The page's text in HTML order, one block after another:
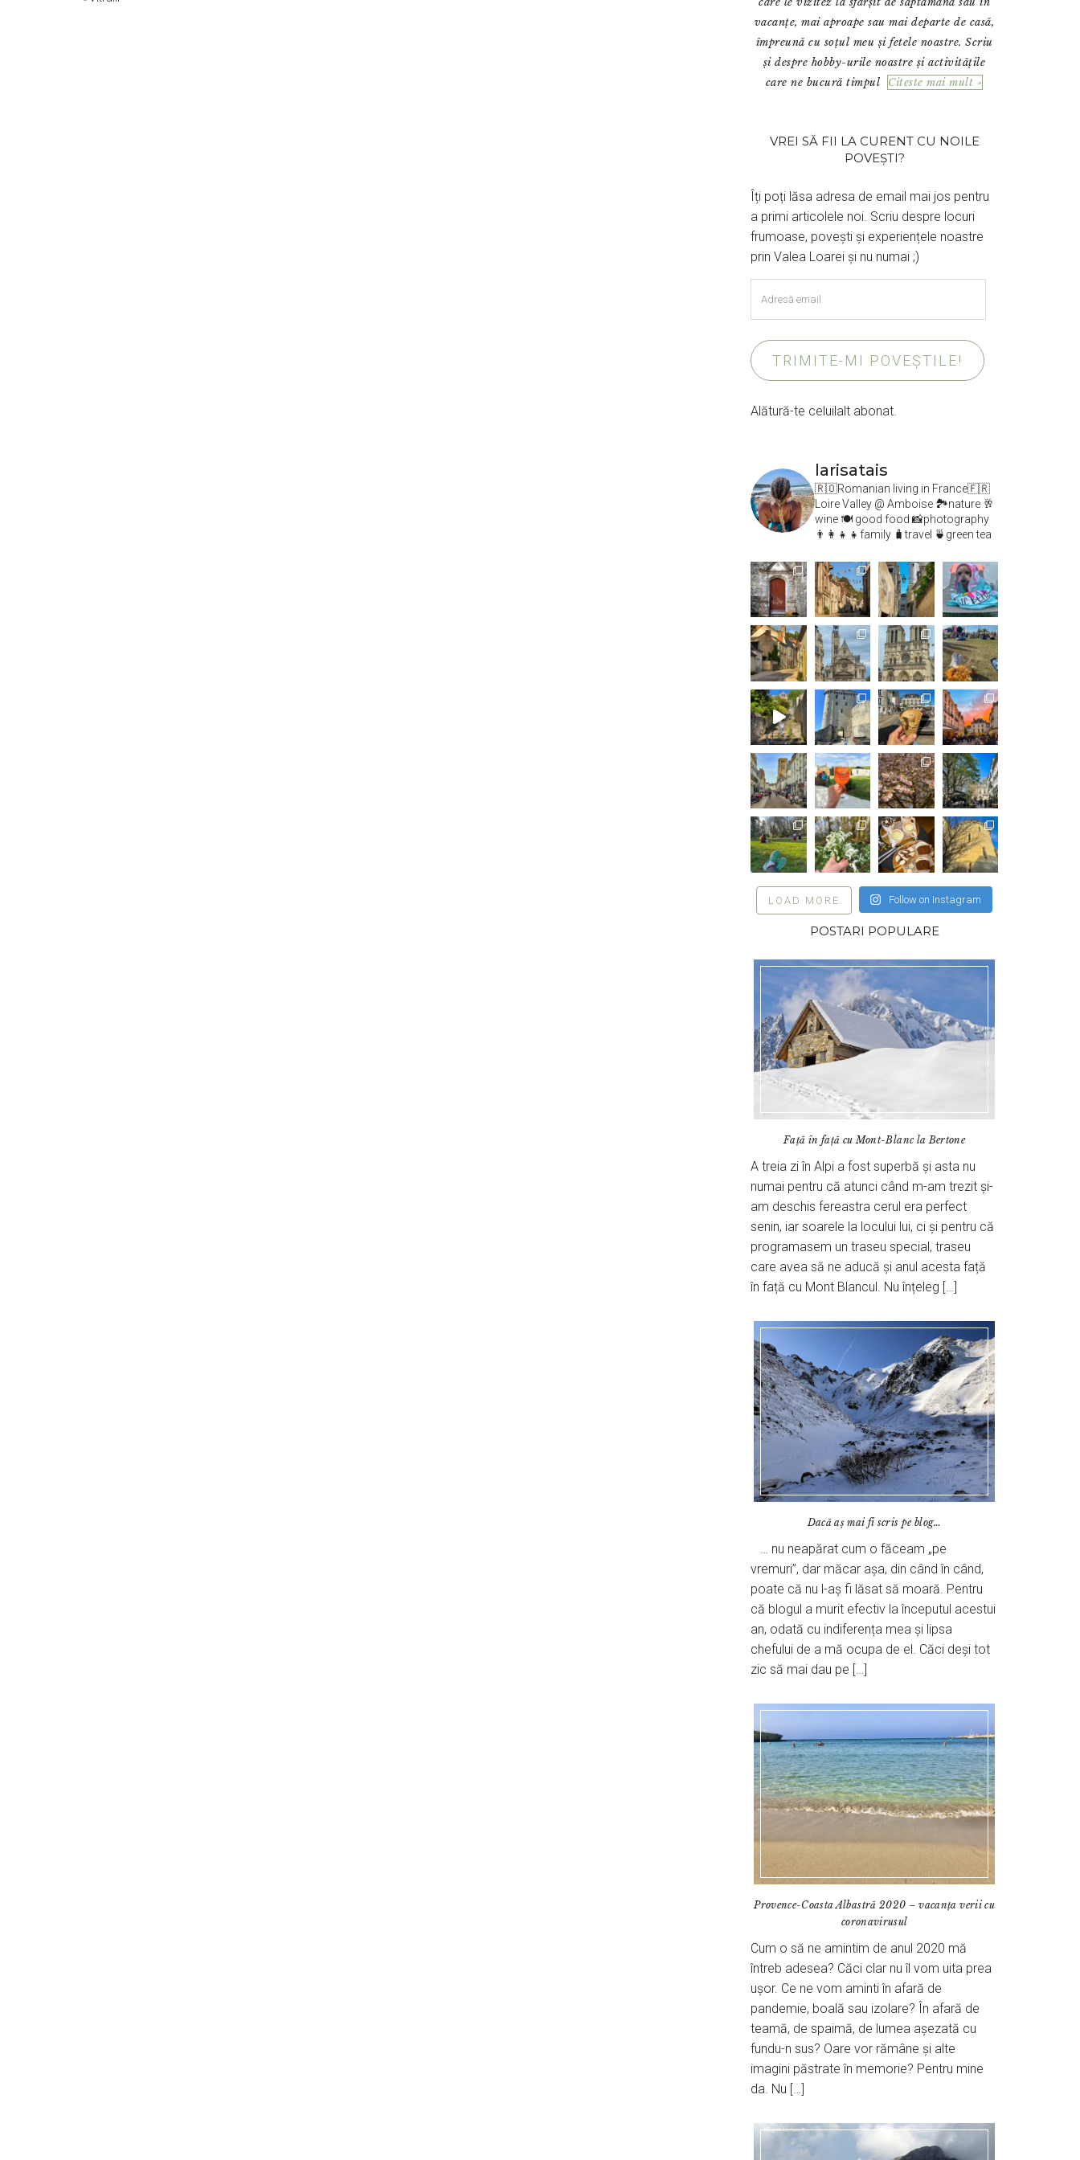
vacanțe, mai aproape sau mai departe de casă,
împreună cu soțul meu și fetele noastre. Scriu
și despre hobby-urile noastre și activitățile
care ne bucură timpul Citeste mai mult »
VREI SĂ FII LA CURENT CU NOILE
POVEȘTI?
Îți poți lăsa adresa de email mai jos pentru
a primi articolele noi. Scriu despre locuri
frumoase, povești și experiențele noastre
prin Valea Loarei și nu numai ;)
email
TRIMITE-MI POVEȘTILE!
Alătură-te celuilalt abonat.
larisatais
🇷🇴Romanian living in France🇫🇷
Loire Valley @ Amboise 🏞️nature 🥂
wine 🍽 good food 📸photography
👨‍👩‍👧‍👧family 🧳travel 🍵green tea
LOAD MORE Follow on Instagram
POSTARI POPULARE
Față în față cu Mont-Blanc la Bertone
A treia zi în Alpi a fost superbă și asta nu
numai pentru că atunci când m-am trezit și-
am deschis fereastra cerul era perfect
senin, iar soarele la locului lui, ci și pentru că
programasem un traseu special, traseu
care avea să ne aducă și anul acesta față
în față cu Mont Blancul. Nu înțeleg […]
Dacă aș mai fi scris pe blog…
… nu neapărat cum o făceam „pe
vremuri”, dar măcar așa, din când în când,
poate că nu l-aș fi lăsat să moară. Pentru
că blogul a murit efectiv la începutul acestui
an, odată cu indiferența mea și lipsa
chefului de a mă ocupa de el. Căci deși tot
zic să mai dau pe […]
Provence-Coasta Albastră 2020 – vacanța verii cu
coronavirusul
Cum o să ne amintim de anul 2020 mă
întreb adesea? Căci clar nu îl vom uita prea
ușor. Ce ne vom aminti în afară de
pandemie, boală sau izolare? În afară de
teamă, de spaimă, de lumea așezată cu
fundu-n sus? Oare vor rămâne și alte
imagini păstrate în memorie? Pentru mine
da. Nu […]